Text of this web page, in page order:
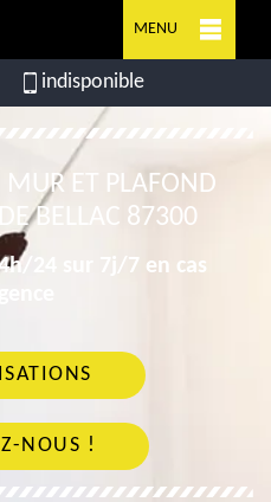
MENU
indisponible
MUR ET PLAFOND
BELLAC 87300
24 sur 7j/7 en cas
NOUS !